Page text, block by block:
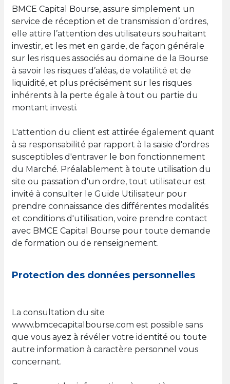
BMCE Capital Bourse, assure simplement un
service de réception et de transmission d’ordres,
elle attire l’attention des utilisateurs souhaitant
investir, et les met en garde, de façon générale
sur les risques associés au domaine de la Bourse
à savoir les risques d’aléas, de volatilité et de
liquidité, et plus précisément sur les risques
inhérents à la perte égale à tout ou partie du
montant investi.
L'attention du client est attirée également quant
à sa responsabilité par rapport à la saisie d'ordres
susceptibles d'entraver le bon fonctionnement
du Marché. Préalablement à toute utilisation du
site ou passation d'un ordre, tout utilisateur est
invité à consulter le Guide Utilisateur pour
prendre connaissance des différentes modalités
et conditions d'utilisation, voire prendre contact
avec BMCE Capital Bourse pour toute demande
de formation ou de renseignement.
Protection des données personnelles
La consultation du site
www.bmcecapitalbourse.com est possible sans
que vous ayez à révéler votre identité ou toute
autre information à caractère personnel vous
concernant.